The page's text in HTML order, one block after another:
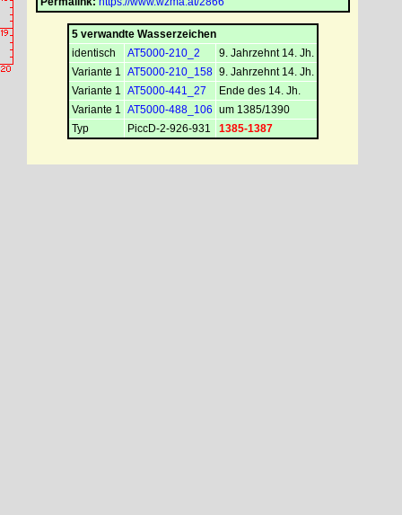
5 verwandte Wasserzeichen
identisch
AT5000-210_2
9. Jahrzehnt 14. Jh.
Variante 1 AT5000-210_158 9. Jahrzehnt 14. Jh.
Variante 1 AT5000-441_27
Ende des 14. Jh.
Variante 1 AT5000-488_106 um 1385/1390
Typ
PiccD-2-926-931 1385-1387